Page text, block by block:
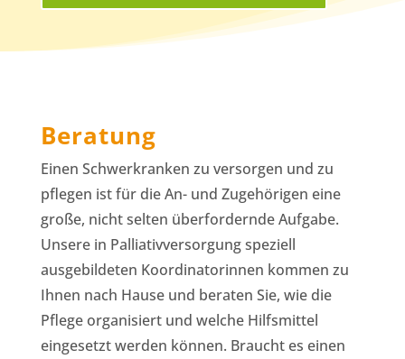
Beratung
Einen Schwerkranken zu versorgen und zu
pflegen ist für die An- und Zugehörigen eine
große, nicht selten überfordernde Aufgabe.
Unsere in Palliativversorgung speziell
ausgebildeten Koordinatorinnen kommen zu
Ihnen nach Hause und beraten Sie, wie die
Pflege organisiert und welche Hilfsmittel
eingesetzt werden können. Braucht es einen